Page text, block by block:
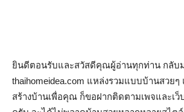
ยินดีตอนรับและสวัสดีคุณผู้อ่านทุกท่าน กลับม
thaihomeidea.com แหล่งรวมแบบบ้านสวยๆ
สร้างบ้านเพื่อคุณ ก็ขอฝากติดตามเพจและเว็